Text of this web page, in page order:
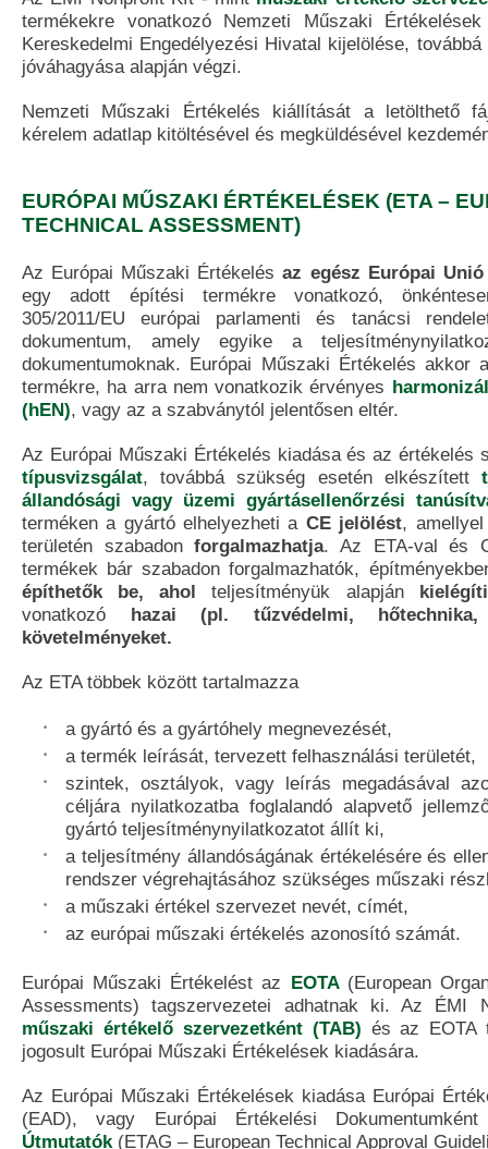
termékekre vonatkozó Nemzeti Műszaki
Kereskedelmi Engedélyezési Hivatal kijelölése,
jóváhagyása alapján végzi.
Nemzeti Műszaki Értékelés kiállítását a letölthető
kérelem adatlap kitöltésével és megküldésével
EURÓPAI MŰSZAKI ÉRTÉKELÉSEK (ETA –
TECHNICAL ASSESSMENT)
Az Európai Műszaki Értékelésaz egész Európai
egy adott építési termékre vonatkozó,
305/2011/EU európai parlamenti és tanácsi
dokumentum, amely egyike a
dokumentumoknak. Európai Műszaki Értékelés akkor
termékre, ha arra nem vonatkozik érvényes
(hEN), vagy az a szabványtól jelentősen eltér.
Az Európai Műszaki Értékelés kiadása és az értékelés
típusvizsgálat, továbbá szükség esetén elkészített
állandósági vagy üzemi gyártásellenőrzési
terméken a gyártó elhelyezheti a CE jelölést,
területén szabadonforgalmazhatja. Az ETA-val és
termékek bár szabadon forgalmazhatók,
építhetők be, ahol teljesítményük alapján
vonatkozó hazai (pl. tűzvédelmi,
követelményeket.
Az ETA többek között tartalmazza
a gyártó és a gyártóhely megnevezését,
a termék leírását, tervezett felhasználási területét,
szintek, osztályok, vagy leírás megadásával
céljára nyilatkozatba foglalandó alapvető
gyártó teljesítménynyilatkozatot állít ki,
a teljesítmény állandóságának értékelésére és
rendszer végrehajtásához szükséges műszaki
a műszaki értékel szervezet nevét, címét,
az európai műszaki értékelés azonosító számát.
Európai Műszaki Értékelést az EOTA (European
Assessments) tagszervezetei adhatnak ki. Az ÉMI
műszaki értékelő szervezetként (TAB) és az EOTA
jogosult Európai Műszaki Értékelések kiadására.
Az Európai Műszaki Értékelések kiadása Európai
(EAD), vagy Európai Értékelési
Útmutatók (ETAG – European Technical Approval